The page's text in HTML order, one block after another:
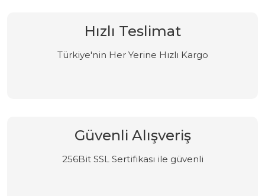
Hızlı Teslimat
Türkiye'nin Her Yerine Hızlı Kargo
Güvenli Alışveriş
256Bit SSL Sertifikası ile güvenli